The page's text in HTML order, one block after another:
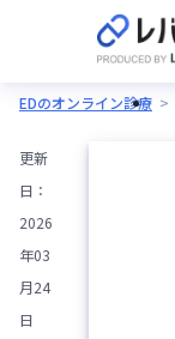
EDのオンライン診療
更新
日：
2026
年03
月24
日